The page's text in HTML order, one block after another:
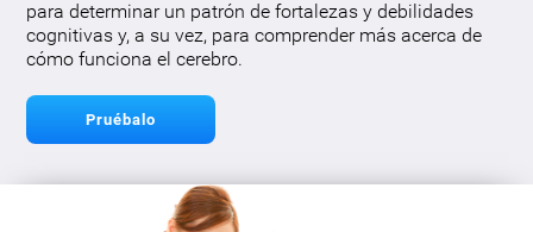
para determinar un patrón de fortalezas y debilidades
cognitivas y, a su vez, para comprender más acerca de
cómo funciona el cerebro.
Pruébalo